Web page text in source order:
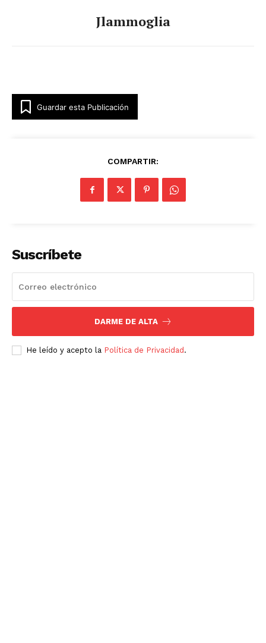
Jlammoglia
Guardar esta Publicación
COMPARTIR:
Suscríbete
DARME DE ALTA
He leído y acepto la Política de Privacidad .